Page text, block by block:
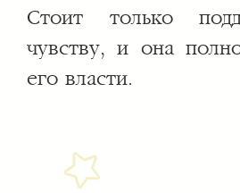
Стоит только
чувству, и она
его власти.